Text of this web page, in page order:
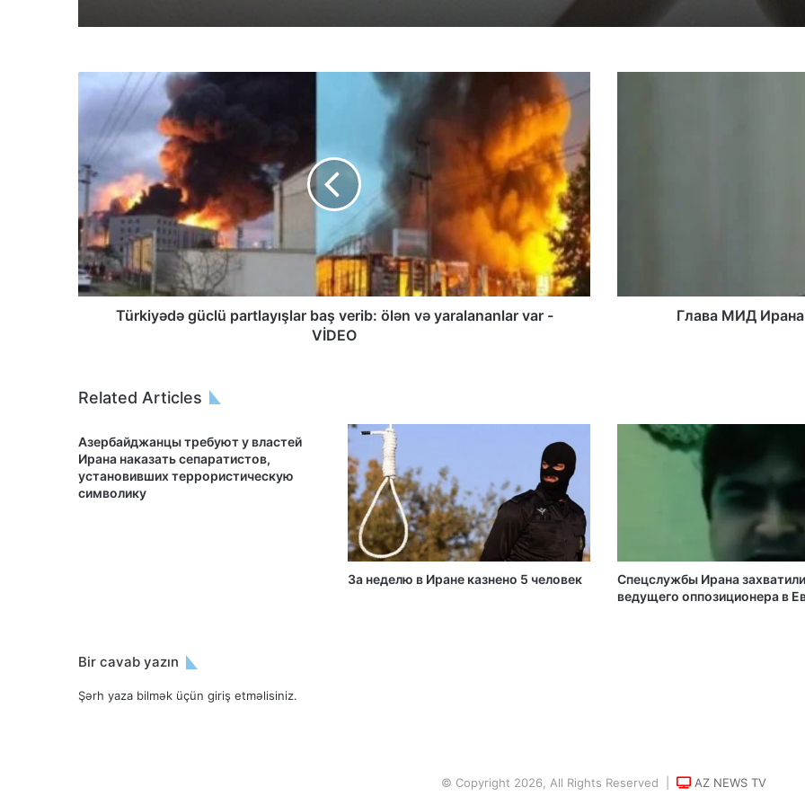
Türkiyədə güclü partlayışlar baş verib: ölən və yaralananlar var -
VİDEO
Глава МИД Ирана
Related Articles
Азербайджанцы требуют у властей
Ирана наказать сепаратистов,
установивших террористическую
символику
За неделю в Иране казнено 5 человек
Спецслужбы Ирана захватили
ведущего оппозиционера в
Bir cavab yazın
Şərh yaza bilmək üçün giriş etməlisiniz.
© Copyright 2026, All Rights Reserved |
AZ NEWS TV